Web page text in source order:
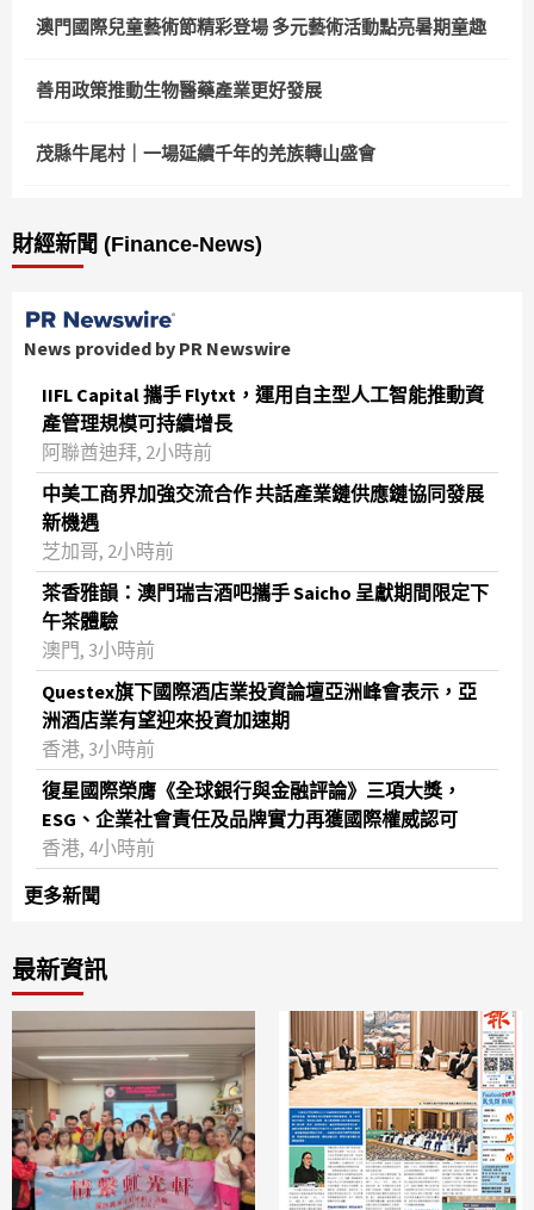
澳門國際兒童藝術節精彩登場 多元藝術活動點亮暑期童趣
善用政策推動生物醫藥產業更好發展
茂縣牛尾村｜一場延續千年的羌族轉山盛會
財經新聞 (Finance-News)
News provided by PR Newswire
IIFL Capital 攜手 Flytxt，運用自主型人工智能推動資
產管理規模可持續增長
阿聯酋迪拜, 2小時前
中美工商界加強交流合作 共話產業鏈供應鏈協同發展
新機遇
芝加哥, 2小時前
茶香雅韻：澳門瑞吉酒吧攜手 Saicho 呈獻期間限定下
午茶體驗
澳門, 3小時前
Questex旗下國際酒店業投資論壇亞洲峰會表示，亞
洲酒店業有望迎來投資加速期
香港, 3小時前
復星國際榮膺《全球銀行與金融評論》三項大獎，
ESG、企業社會責任及品牌實力再獲國際權威認可
香港, 4小時前
更多新聞
最新資訊